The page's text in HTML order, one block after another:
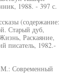
1988. - 397 с.
(содержание:
Старый дуб,
Раскаяние,
писатель, 1982.-
М.: Современный